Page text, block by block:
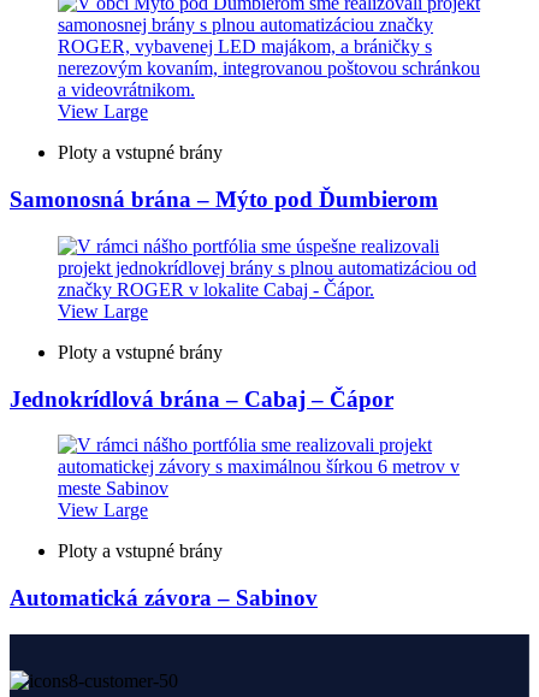
View Large
Ploty a vstupné brány
Samonosná brána – Mýto pod Ďumbierom
View Large
Ploty a vstupné brány
Jednokrídlová brána – Cabaj – Čápor
View Large
Ploty a vstupné brány
Automatická závora – Sabinov